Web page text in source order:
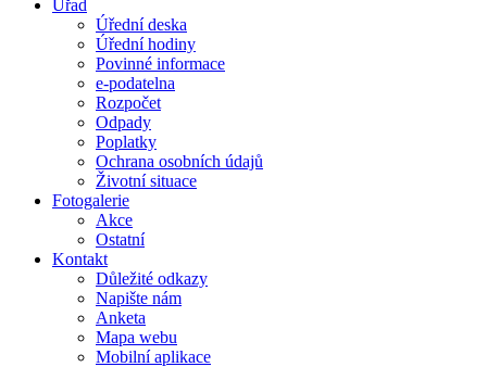
Úřad
Úřední deska
Úřední hodiny
Povinné informace
e-podatelna
Rozpočet
Odpady
Poplatky
Ochrana osobních údajů
Životní situace
Fotogalerie
Akce
Ostatní
Kontakt
Důležité odkazy
Napište nám
Anketa
Mapa webu
Mobilní aplikace